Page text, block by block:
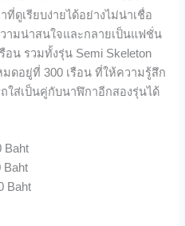
ดูเรียบง่ายได้อย่างไม่น่าเชื่อ
ามน่าสนใจและกลายเป็นแฟชั่น
น รวมทั้งรุ่น Semi Skeleton
ดอยู่ที่ 300 เรือน ที่ให้ความรู้สึก
ใส่เป็นคู่กับนาฬิกาอีกสองรุ่นได้
Baht
Baht
Baht